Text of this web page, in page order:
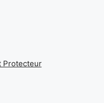
Protecteur